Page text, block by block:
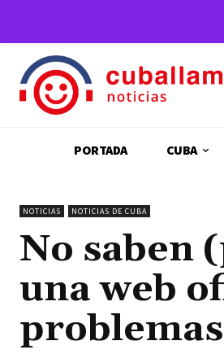
PORTADA CUBA
NOTICIAS NOTICIAS DE CUBA
No saben
una web